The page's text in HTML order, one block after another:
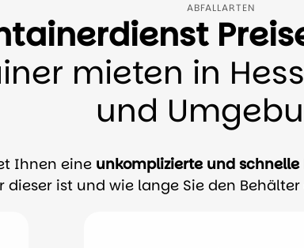
ABFALLARTEN
mieten in
und
Ihnen eine unkomplizierte und
dieser ist und wie lange Sie den